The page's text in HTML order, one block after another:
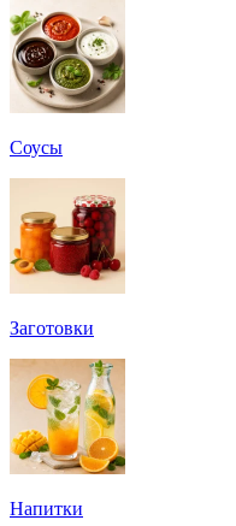
Соусы
Заготовки
Напитки